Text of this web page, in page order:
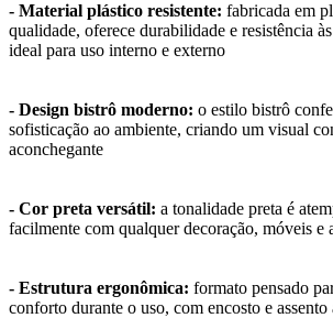
- Material plástico resistente: fabricada em
qualidade, oferece durabilidade e resistência
ideal para uso interno e externo
- Design bistrô moderno: o estilo bistrô
sofisticação ao ambiente, criando um visual
aconchegante
- Cor preta versátil: a tonalidade preta é
facilmente com qualquer decoração, móveis e
- Estrutura ergonômica: formato pensado
conforto durante o uso, com encosto e assento